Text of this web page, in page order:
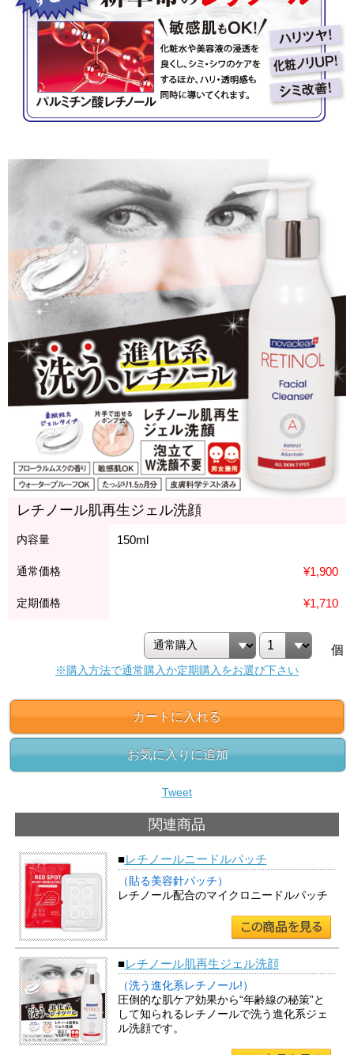
レチノール肌再生ジェル洗顔
内容量 150ml
通常価格 ¥1,900
定期価格 ¥1,710
個
※購入方法で通常購入か定期購入をお選び下さい
カートに入れる
お気に入りに追加
Tweet
関連商品
■レチノールニードルパッチ
（貼る美容針パッチ）
レチノール配合のマイクロニードルパッチ
■レチノール肌再生ジェル洗顔
（洗う進化系レチノール!）
圧倒的な肌ケア効果から“年齢線の秘策”と
して知られるレチノールで洗う進化系ジェ
ル洗顔です。